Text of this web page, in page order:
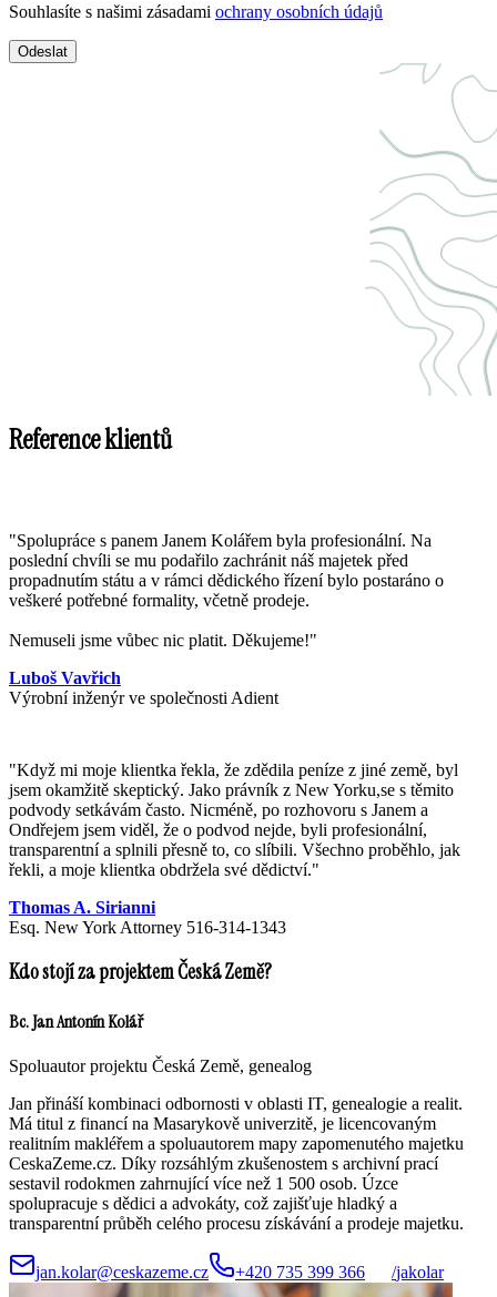
Souhlasíte s našimi zásadami ochrany osobních údajů
Odeslat
Reference klientů
"Spolupráce s panem Janem Kolářem byla profesionální. Na
poslední chvíli se mu podařilo zachránit náš majetek před
propadnutím státu a v rámci dědického řízení bylo postaráno o
veškeré potřebné formality, včetně prodeje.
Nemuseli jsme vůbec nic platit. Děkujeme!"
Luboš Vavřich
Výrobní inženýr ve společnosti Adient
"Když mi moje klientka řekla, že zdědila peníze z jiné země, byl
jsem okamžitě skeptický. Jako právník z New Yorku,se s těmito
podvody setkávám často. Nicméně, po rozhovoru s Janem a
Ondřejem jsem viděl, že o podvod nejde, byli profesionální,
transparentní a splnili přesně to, co slíbili. Všechno proběhlo, jak
řekli, a moje klientka obdržela své dědictví."
Thomas A. Sirianni
Esq. New York Attorney 516-314-1343
Kdo stojí za projektem Česká Země?
Bc. Jan Antonín Kolář
Spoluautor projektu Česká Země, genealog
Jan přináší kombinaci odbornosti v oblasti IT, genealogie a realit.
Má titul z financí na Masarykově univerzitě, je licencovaným
realitním makléřem a spoluautorem mapy zapomenutého majetku
CeskaZeme.cz. Díky rozsáhlým zkušenostem s archivní prací
sestavil rodokmen zahrnující více než 1 500 osob. Úzce
spolupracuje s dědici a advokáty, což zajišťuje hladký a
transparentní průběh celého procesu získávání a prodeje majetku.
jan.kolar@ceskazeme.cz +420 735 399 366 /jakolar